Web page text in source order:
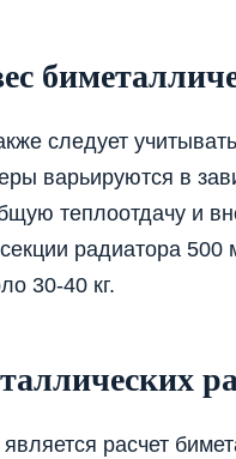
следует
варьируются в
теплоотдачу и
радиатора 500
30-40 кг.
расчет